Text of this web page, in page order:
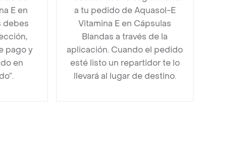
E en
debes
pago y
en
a tu pedido de Aquasol-E
Vitamina E en Cápsulas
Blandas a través de la
aplicación. Cuando el pedido
esté listo un repartidor te lo
llevará al lugar de destino.